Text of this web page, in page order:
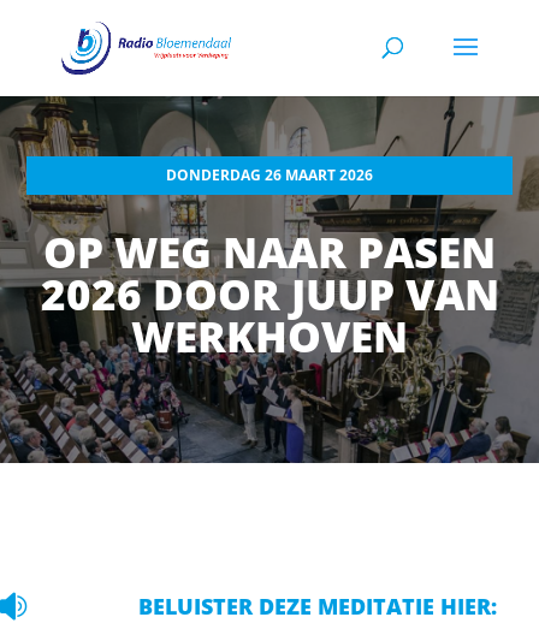
DONDERDAG 26 MAART 2026
OP WEG NAAR PASEN
2026 DOOR JUUP VAN
WERKHOVEN
 BELUISTER DEZE MEDITATIE HIER: